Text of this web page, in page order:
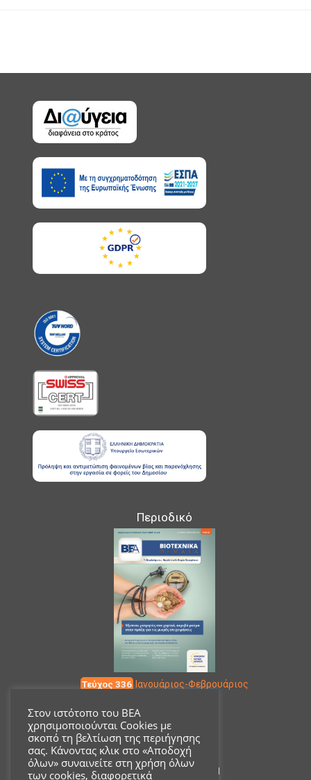
Περιοδικό
Τεύχος 336 Ιανουάριος-Φεβρουάριος
Επικοινωνία
Ακαδημίας 18, ΤΚ 10671
Στον ιστότοπο του ΒΕΑ
χρησιμοποιούνται Cookies με
σκοπό τη βελτίωση της περιήγησης
σας. Κάνοντας κλικ στο «Αποδοχή
όλων» συναινείτε στη χρήση όλων
των cookies, διαφορετικά